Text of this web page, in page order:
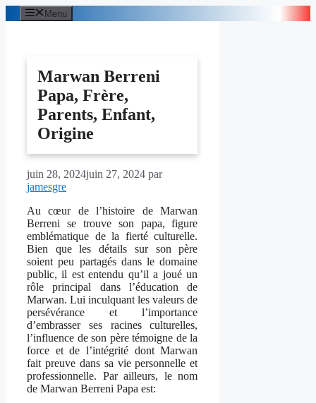
Aller
au
Menu
Marwan Berreni
Papa, Frère,
Parents, Enfant,
Origine
juin 28, 2024juin 27, 2024 par
jamesgre
Au cœur de l’histoire de Marwan
Berreni se trouve son papa, figure
emblématique de la fierté culturelle.
Bien que les détails sur son père
soient peu partagés dans le domaine
public, il est entendu qu’il a joué un
rôle principal dans l’éducation de
Marwan. Lui inculquant les valeurs de
persévérance et l’importance
d’embrasser ses racines culturelles,
l’influence de son père témoigne de la
force et de l’intégrité dont Marwan
fait preuve dans sa vie personnelle et
professionnelle. Par ailleurs, le nom
de Marwan Berreni Papa est: